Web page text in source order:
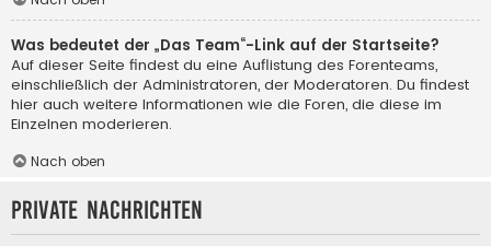
Was bedeutet der „Das Team“-Link auf der Startseite?
Auf dieser Seite findest du eine Auflistung des Forenteams,
einschließlich der Administratoren, der Moderatoren. Du findest
hier auch weitere Informationen wie die Foren, die diese im
Einzelnen moderieren.
Nach oben
Private Nachrichten